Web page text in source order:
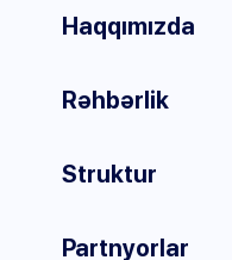
Haqqımızda
Rəhbərlik
Struktur
Partnyorlar